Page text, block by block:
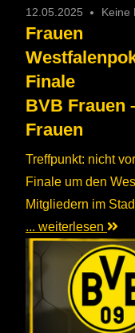
12.05.2025 Keine
Frauen
Finale
BVB Frauen
Frauen
Treffpunkt: nicht
Finale um den
Mitgliedern im
... weiterlesen